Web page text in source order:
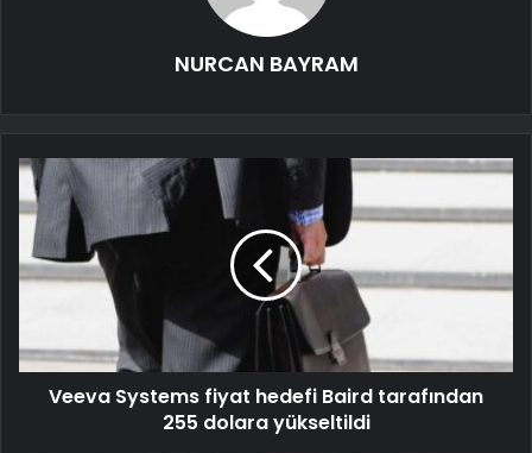
NURCAN BAYRAM
Veeva Systems fiyat hedefi Baird tarafından
255 dolara yükseltildi